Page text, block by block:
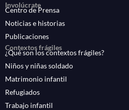
Involúcrate
Centro de Prensa
Noticias e historias
Publicaciones
Contextos frágiles
¿Qué son los contextos frágiles?
Niños y niñas soldado
Matrimonio infantil
Refugiados
Trabajo infantil